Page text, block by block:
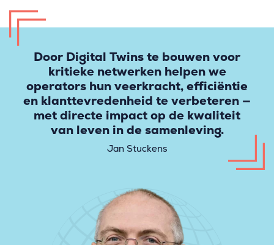
Door Digital Twins te bouwen voor
kritieke netwerken helpen we
operators hun veerkracht, efficiëntie
en klanttevredenheid te verbeteren —
met directe impact op de kwaliteit
van leven in de samenleving.
Jan Stuckens